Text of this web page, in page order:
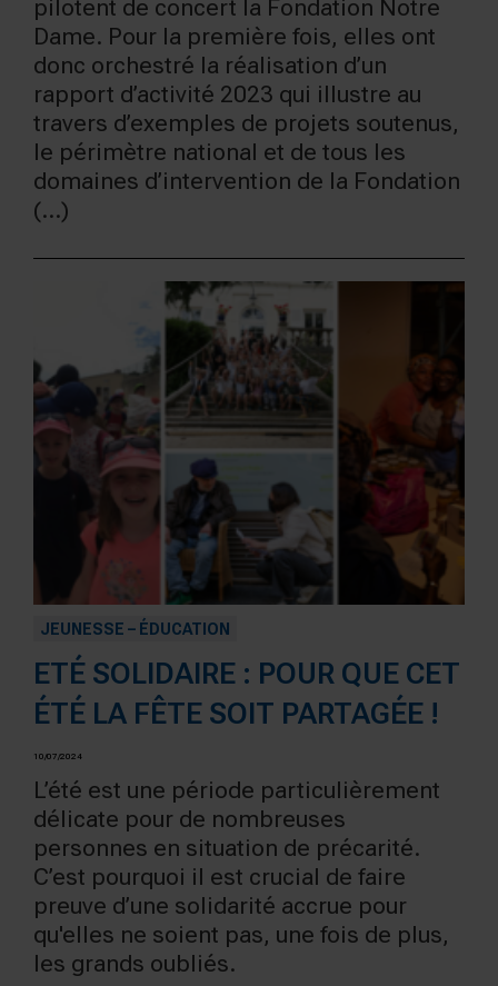
pilotent de concert la Fondation Notre
Dame. Pour la première fois, elles ont
donc orchestré la réalisation d’un
rapport d’activité 2023 qui illustre au
travers d’exemples de projets soutenus,
le périmètre national et de tous les
domaines d’intervention de la Fondation
(...)
JEUNESSE – ÉDUCATION
ETÉ SOLIDAIRE : POUR QUE CET
ÉTÉ LA FÊTE SOIT PARTAGÉE !
10/07/2024
L’été est une période particulièrement
délicate pour de nombreuses
personnes en situation de précarité.
C’est pourquoi il est crucial de faire
preuve d’une solidarité accrue pour
qu'elles ne soient pas, une fois de plus,
les grands oubliés.